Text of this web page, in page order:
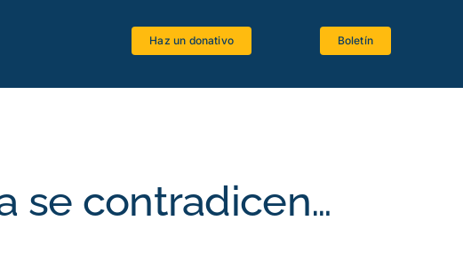
Lenguas antiguas
Haz un donativo Boletín
se contradicen…